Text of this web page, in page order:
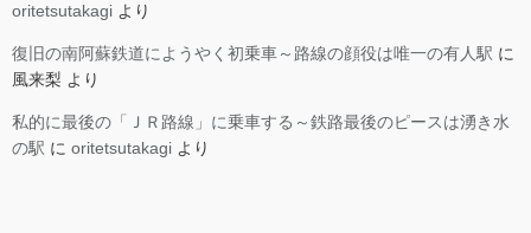
oritetsutakagi より
復旧の南阿蘇鉄道にようやく初乗車～路線の顔役は唯一の有人駅 に
風来梨 より
私的に最後の「ＪＲ路線」に乗車する～鉄路最後のピースは湧き水
の駅 に oritetsutakagi より